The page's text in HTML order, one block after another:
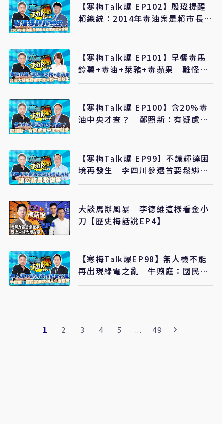
【寒梅Talk爆 EP102】殷瑋提醒
賴總統：2014年毒油案是賴市長要
求開國安會議
【寒梅Talk爆 EP101】早餐毒馬
鈴薯+毒油+萊豬+毒蘋果 難怪台
灣大腸癌發病率是大陸一倍以上
【寒梅Talk爆 EP100】含20%毒
油中央才查？ 鄭照新：有疑慮台
中市府就查 保護消費者最重要
【寒梅Talk爆 EP99】不讓輝達困
境再發生 李四川參選首要鬆綁過
時法規、讓公務員敢做事
大談馬辦風暴 李德維這樣看金小
刀【歷史梅話說EP4】
【寒梅Talk爆EP98】無人機不能
再出現綠電之亂 牛煦庭：國民黨
要求列入年度預算而非特別預算
1 2 3 4 5 ... 49